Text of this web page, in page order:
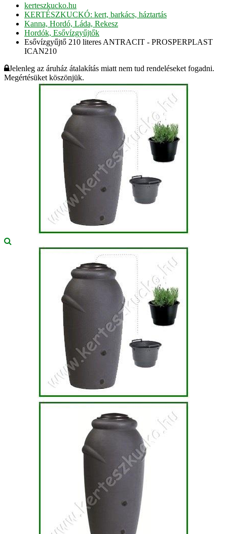
kerteszkucko.hu
KERTÉSZKUCKÓ: kert, barkács, háztartás
Kanna, Hordó, Láda, Rekesz
Hordók, Esővízgyűjtők
Esővízgyűjtő 210 literes ANTRACIT - PROSPERPLAST
ICAN210
Jelenleg az áruház átalakítás miatt nem tud rendeléseket fogadni.
Megértésüket köszönjük.